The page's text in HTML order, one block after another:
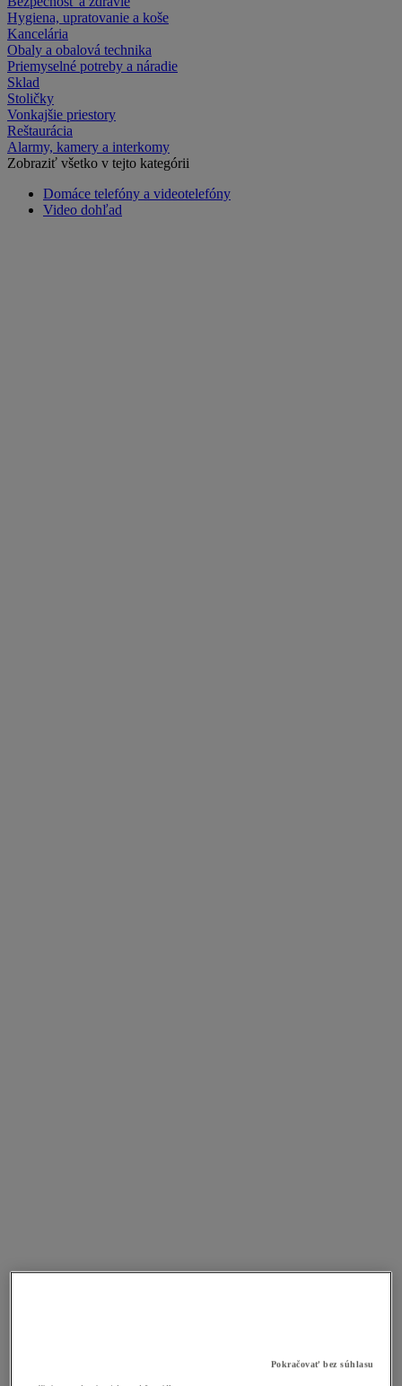
Hygiena, upratovanie a koše
Kancelária
Obaly a obalová technika
Priemyselné potreby a náradie
Sklad
Stoličky
Vonkajšie priestory
Reštaurácia
Alarmy, kamery a interkomy
Zobraziť všetko v tejto kategórii
Domáce telefóny a videotelefóny
Video dohľad
Pokračovať bez súhlasu